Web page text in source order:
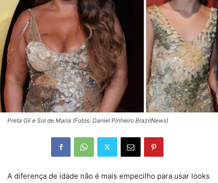
Preta Gil e Sol de Maria (Fotos: Daniel Pinheiro BrazilNews)
A diferença de idade não é mais empecilho para usar looks